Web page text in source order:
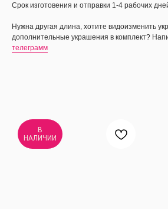
Срок изготовения и отправки 1-4 рабочих
Нужна другая длина, хотите видоизменить
дополнительные украшения в комплект?
телеграмм
В
НАЛИЧИИ